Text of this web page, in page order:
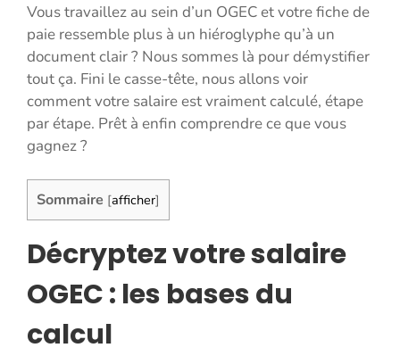
Vous travaillez au sein d’un OGEC et votre fiche de
paie ressemble plus à un hiéroglyphe qu’à un
document clair ? Nous sommes là pour démystifier
tout ça. Fini le casse-tête, nous allons voir
comment votre salaire est vraiment calculé, étape
par étape. Prêt à enfin comprendre ce que vous
gagnez ?
Sommaire [afficher]
Décryptez votre salaire
OGEC : les bases du
calcul